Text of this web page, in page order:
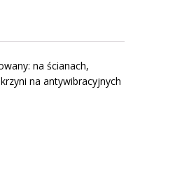
na ścianach,
na antywibracyjnych